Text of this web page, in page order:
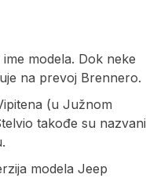
modela. Dok neke
na prevoj Brennero.
(u Južnom
takođe su nazvani
modela Jeep